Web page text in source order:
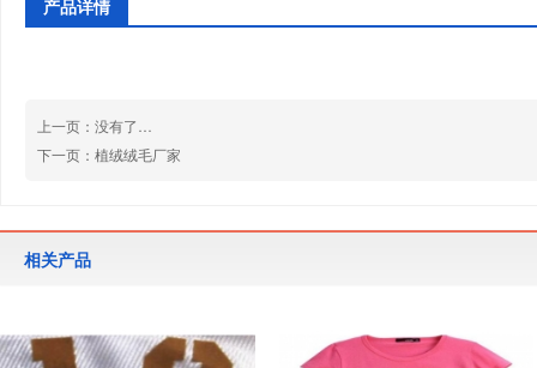
产品详情
上一页：没有了…
下一页： 植绒绒毛厂家
相关产品